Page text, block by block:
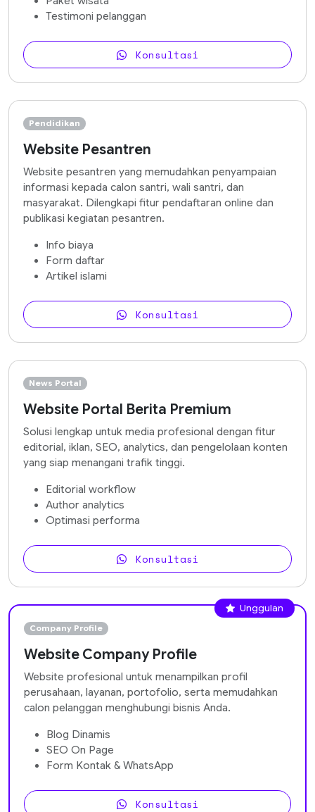
Testimoni pelanggan
Konsultasi
Pendidikan
Website Pesantren
Website pesantren yang memudahkan penyampaian
informasi kepada calon santri, wali santri, dan
masyarakat. Dilengkapi fitur pendaftaran online dan
publikasi kegiatan pesantren.
Info biaya
Form daftar
Artikel islami
Konsultasi
News Portal
Website Portal Berita Premium
Solusi lengkap untuk media profesional dengan fitur
editorial, iklan, SEO, analytics, dan pengelolaan konten
yang siap menangani trafik tinggi.
Editorial workflow
Author analytics
Optimasi performa
Konsultasi
Unggulan
Company Profile
Website Company Profile
Website profesional untuk menampilkan profil
perusahaan, layanan, portofolio, serta memudahkan
calon pelanggan menghubungi bisnis Anda.
Blog Dinamis
SEO On Page
Form Kontak & WhatsApp
Konsultasi